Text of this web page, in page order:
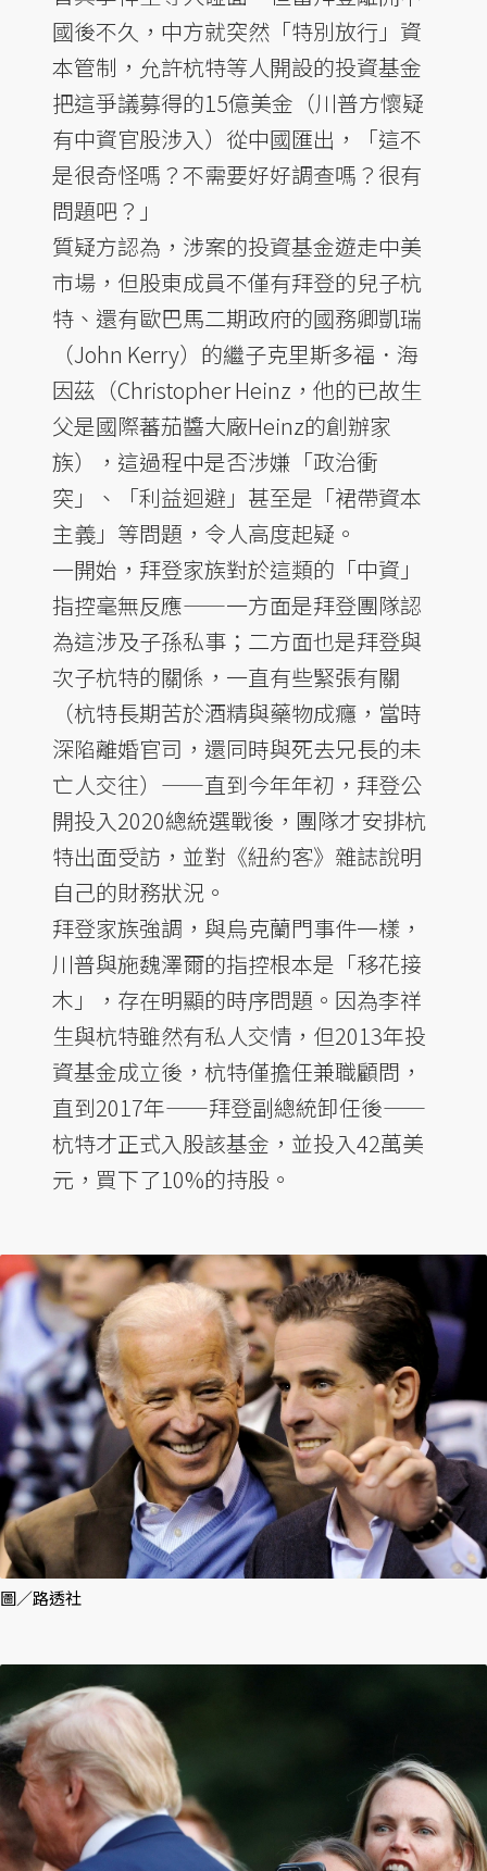
國後不久，中方就突然「特別放行」資
本管制，允許杭特等人開設的投資基金
把這爭議募得的15億美金（川普方懷疑
有中資官股涉入）從中國匯出，「這不
是很奇怪嗎？不需要好好調查嗎？很有
問題吧？」
質疑方認為，涉案的投資基金遊走中美
市場，但股東成員不僅有拜登的兒子杭
特、還有歐巴馬二期政府的國務卿凱瑞
（John Kerry）的繼子克里斯多福．海
因茲（Christopher Heinz，他的已故生
父是國際蕃茄醬大廠Heinz的創辦家
族），這過程中是否涉嫌「政治衝
突」、「利益迴避」甚至是「裙帶資本
主義」等問題，令人高度起疑。
一開始，拜登家族對於這類的「中資」
指控毫無反應——一方面是拜登團隊認
為這涉及子孫私事；二方面也是拜登與
次子杭特的關係，一直有些緊張有關
（杭特長期苦於酒精與藥物成癮，當時
深陷離婚官司，還同時與死去兄長的未
亡人交往）——直到今年年初，拜登公
開投入2020總統選戰後，團隊才安排杭
特出面受訪，並對《紐約客》雜誌說明
自己的財務狀況。
拜登家族強調，與烏克蘭門事件一樣，
川普與施魏澤爾的指控根本是「移花接
木」，存在明顯的時序問題。因為李祥
生與杭特雖然有私人交情，但2013年投
資基金成立後，杭特僅擔任兼職顧問，
直到2017年——拜登副總統卸任後——
杭特才正式入股該基金，並投入42萬美
元，買下了10%的持股。
圖／路透社